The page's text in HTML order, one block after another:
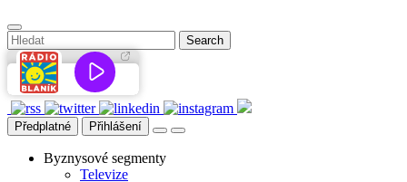
Předplatné Přihlášení
Byznysové segmenty
Televize